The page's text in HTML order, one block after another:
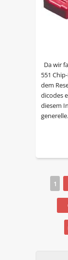
Da wir
551
dem
dicodes
diesem
1